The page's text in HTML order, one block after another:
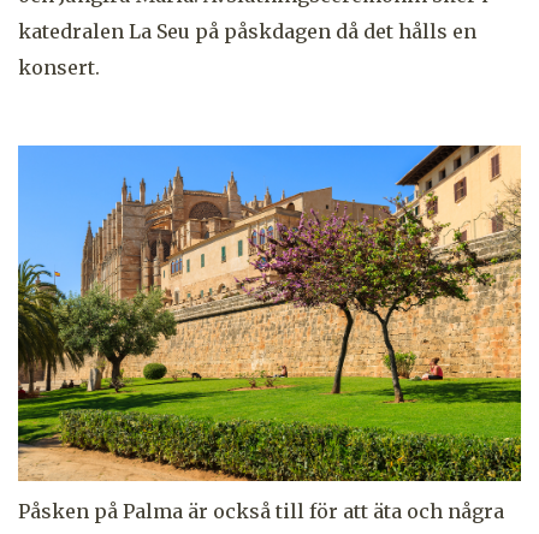
katedralen La Seu på påskdagen då det hålls en
konsert.
Påsken på Palma är också till för att äta och några